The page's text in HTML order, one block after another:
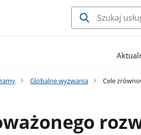
Globalne wyzwania Cele